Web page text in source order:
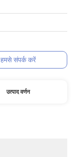
हमसे संपर्क करें
उत्पाद वर्णन